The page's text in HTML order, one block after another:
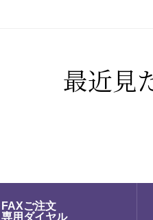
最近見
FAXご注文
専用ダイヤル